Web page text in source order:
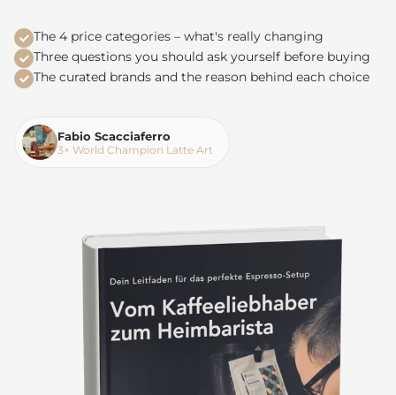
The 4 price categories – what's really changing
Three questions you should ask yourself before buying
The curated brands and the reason behind each choice
Fabio Scacciaferro
3× World Champion Latte Art